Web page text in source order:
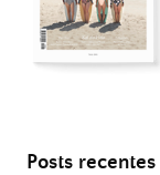
Posts recentes